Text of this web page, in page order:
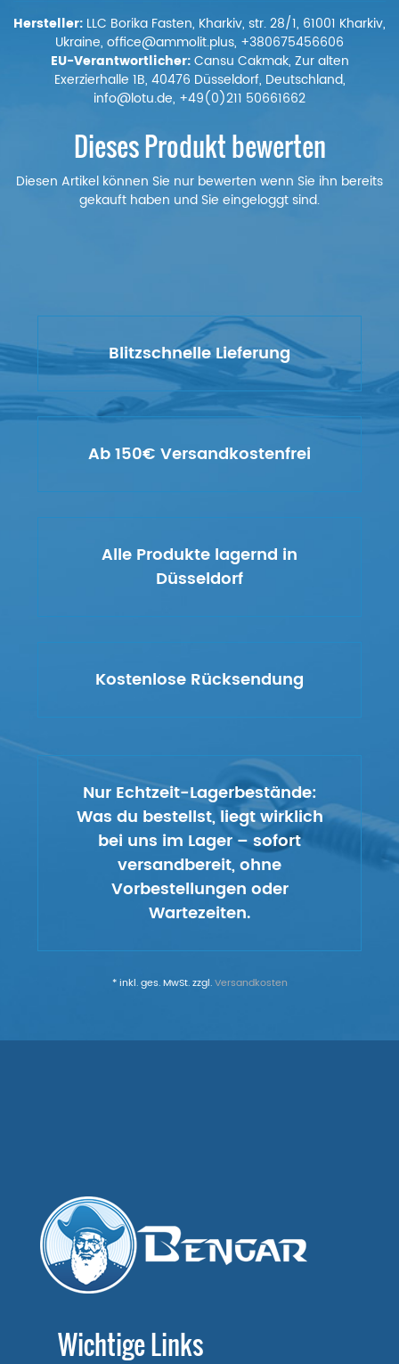
Hersteller: LLC Borika Fasten, Kharkiv, str. 28/1, 61001 Kharkiv,
Ukraine, office@ammolit.plus, +380675456606
EU-Verantwortlicher:Cansu Cakmak, Zur alten
Exerzierhalle 1B, 40476 Düsseldorf, Deutschland,
info@lotu.de, +49(0)211 50661662
Dieses Produkt bewerten
Diesen Artikel können Sie nur bewerten wenn Sie ihn bereits
gekauft haben und Sie eingeloggt sind.
Blitzschnelle Lieferung
Ab 150€ Versandkostenfrei
Alle Produkte lagernd in
Düsseldorf
Kostenlose Rücksendung
Nur Echtzeit-Lagerbestände:
Was du bestellst, liegt wirklich
bei uns im Lager – sofort
versandbereit, ohne
Vorbestellungen oder
Wartezeiten.
* inkl. ges. MwSt. zzgl.Versandkosten
Wichtige Links